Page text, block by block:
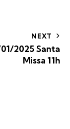
NEXT
2025 Santa
Missa 11h